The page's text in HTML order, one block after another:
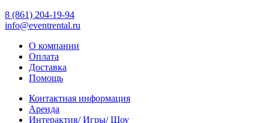
8 (861) 204-19-94
info@eventrental.ru
О компании
Оплата
Доставка
Помощь
Контактная информация
Аренда
Интерактив/ Игры/ Шоу